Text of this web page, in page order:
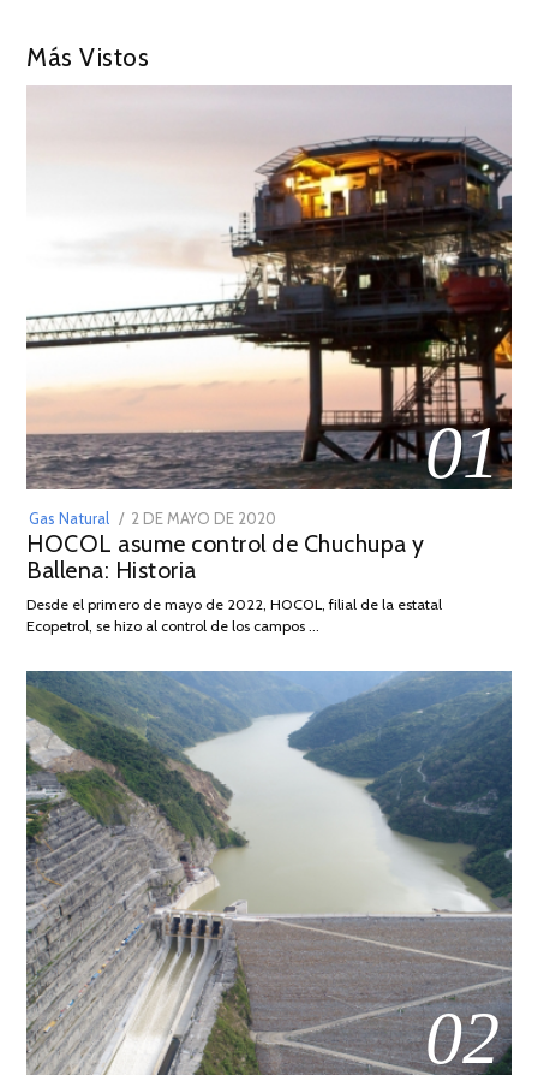
Más Vistos
01
Gas Natural
POSTED
ON
2 DE MAYO DE 2020
DE
2026
HOCOL asume control de Chuchupa y
Ballena: Historia
Desde el primero de mayo de 2022, HOCOL, filial de la estatal
Ecopetrol, se hizo al control de los campos …
02